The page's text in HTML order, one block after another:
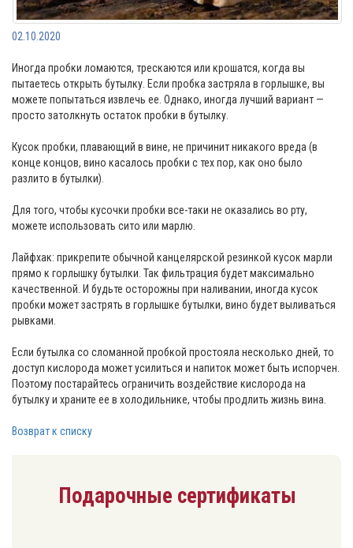
02.10.2020
Иногда пробки ломаются, трескаются или крошатся, когда вы
пытаетесь открыть бутылку. Если пробка застряла в горлышке, вы
можете попытаться извлечь ее. Однако, иногда лучший вариант —
просто затолкнуть остаток пробки в бутылку.
Кусок пробки, плавающий в вине, не причинит никакого вреда (в
конце концов, вино касалось пробки с тех пор, как оно было
разлито в бутылки).
Для того, чтобы кусочки пробки все-таки не оказались во рту,
можете использовать сито или марлю.
Лайфхак: прикрепите обычной канцелярской резинкой кусок марли
прямо к горлышку бутылки. Так фильтрация будет максимально
качественной. И будьте осторожны при наливании, иногда кусок
пробки может застрять в горлышке бутылки, вино будет выливаться
рывками.
Если бутылка со сломанной пробкой простояла несколько дней, то
доступ кислорода может усилиться и напиток может быть испорчен.
Поэтому постарайтесь ограничить воздействие кислорода на
бутылку и храните ее в холодильнике, чтобы продлить жизнь вина.
Возврат к списку
Подарочные сертификаты